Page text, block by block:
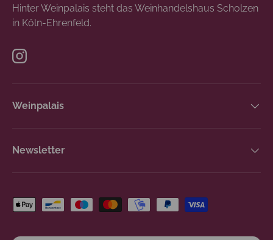
Hinter Weinpalais steht das Weinhandelshaus Scholzen
in Köln-Ehrenfeld.
Instagram
Weinpalais
Newsletter
Zahlungsmethoden